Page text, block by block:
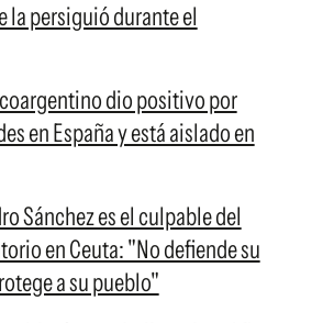
la persiguió durante el
dio positivo por
en España y está aislado en
Sánchez es el culpable del
en Ceuta: "No defiende su
a su pueblo"